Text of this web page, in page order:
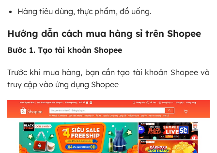
Hàng tiêu dùng, thực phẩm, đồ uống.
Hướng dẫn cách mua hàng sỉ trên Shopee
Bước 1. Tạo tài khoản Shopee
Trước khi mua hàng, bạn cần tạo tài khoản Shopee và
truy cập vào ứng dụng Shopee